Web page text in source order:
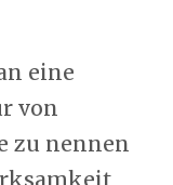
eine
von
zu nennen